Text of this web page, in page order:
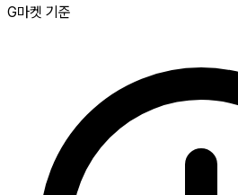
G마켓 기준